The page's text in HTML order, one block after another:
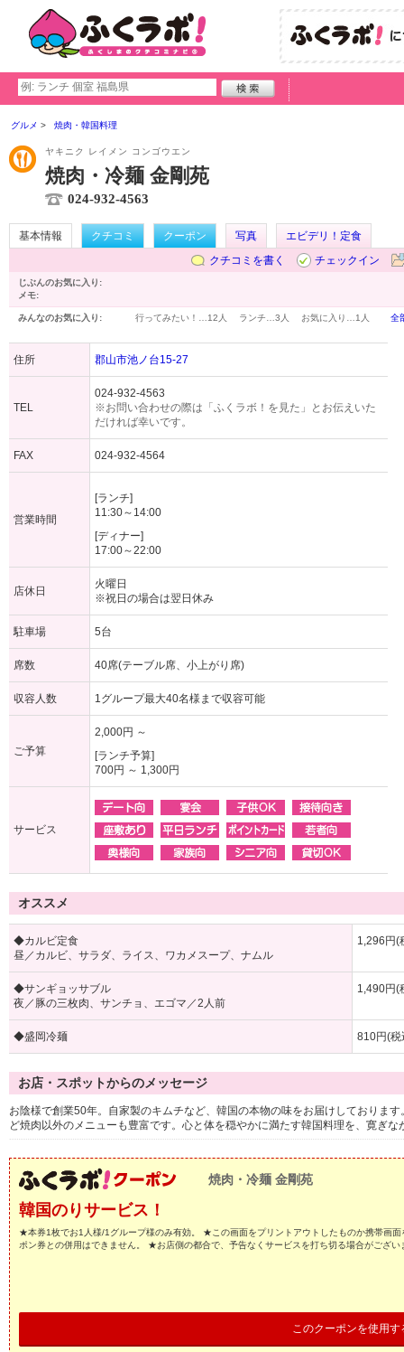
グルメ 焼肉・韓国料理
ヤキニク レイメン コンゴウエン
焼肉・冷麺 金剛苑
024-932-4563
基本情報 クチコミ クーポン 写真
エビデリ！定食
クチコミを書く
チェックイン
じぶんのお気に入り:
メモ:
みんなのお気に入り: 行ってみたい！… 12人 ランチ… 3人 お気に入り… 1人 全
住所 郡山市池ノ台15-27
TEL
024-932-4563
※お問い合わせの際は「ふくラボ！を見た」とお伝えいた
だければ幸いです。
FAX 024-932-4564
営業時間
[ランチ]
11:30～14:00
[ディナー]
17:00～22:00
店休日
火曜日
※祝日の場合は翌日休み
駐車場 5台
席数 40席(テーブル席、小上がり席)
収容人数 1グループ最大40名様まで収容可能
ご予算
2,000円 ～
[ランチ予算]
700円 ～ 1,300円
サービス
オススメ
◆カルビ定食
昼／カルビ、サラダ、ライス、ワカメスープ、ナムル
1,296円(
◆サンギョッサブル
夜／豚の三枚肉、サンチョ、エゴマ／2人前
1,490円(
◆盛岡冷麺 810円(税
お店・スポットからのメッセージ
お陰様で創業50年。自家製のキムチなど、韓国の本物の味をお届けしておりま
ど焼肉以外のメニューも豊富です。心と体を穏やかに満たす韓国料理を、寛ぎな
焼肉・冷麺 金剛苑
韓国のりサービス！
★本券1枚でお1人様/1グループ様のみ有効。 ★この画面をプリントアウトしたものか携帯画
ポン券との併用はできません。 ★お店側の都合で、予告なくサービスを打ち切る場合がござい
このクーポンを使用す